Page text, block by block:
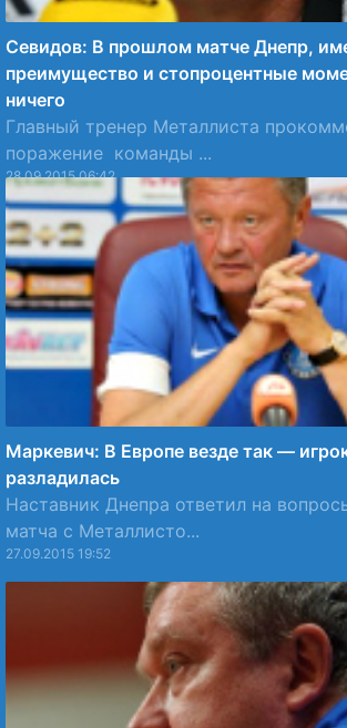
Севидов: В прошлом матче Днепр,
преимущество и стопроцентные
ничего
Главный тренер Металлиста
поражение команды ...
28.09.2015 06:42
Маркевич: В Европе везде так —
разладилась
Наставник Днепра ответил на
матча с Металлисто...
27.09.2015 19:52